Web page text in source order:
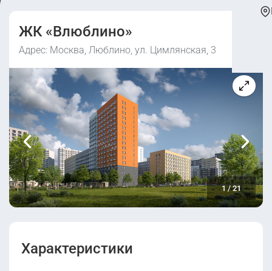
ЖК «Влюблино»
Адрес: Москва, Люблино, ул. Цимлянская, 3
1/21
Характеристики